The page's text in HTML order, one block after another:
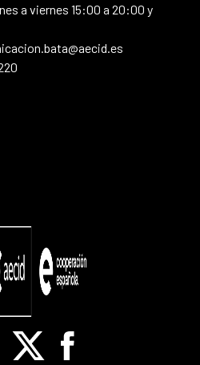
a viernes 15:00 a 20:00 y
X Facebook